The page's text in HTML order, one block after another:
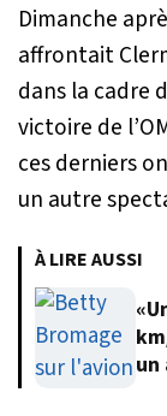
Dimanche
affrontait
dans la cadre
victoire de
ces derniers
un autre
À LIRE AUSSI
un